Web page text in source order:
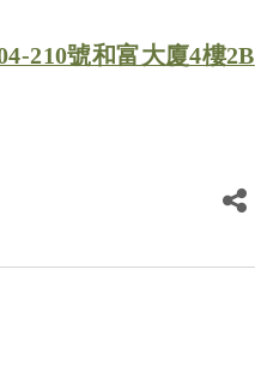
210號和富大廈4樓2B